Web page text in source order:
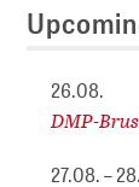
26.08.
DMP-
27.08. –